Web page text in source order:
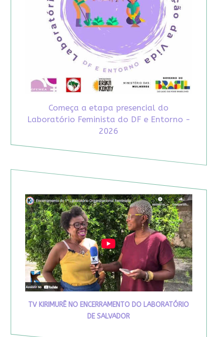
Começa a etapa presencial do
Laboratório Feminista do DF e Entorno -
2026
TV KIRIMURÊ NO ENCERRAMENTO DO LABORATÓRIO
DE SALVADOR